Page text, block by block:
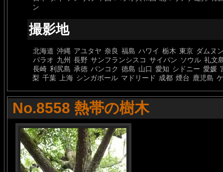
ン
撮影地
北海道 沖縄 アユタヤ 奈良 福島 ハワイ 栃木 東京 ダムヌ
パラオ 九州 長野 サンフランシスコ サイパン ソウル 礼文
長崎 利尻島 承徳 バンコク 徳島 山口 愛知 シドニー 愛媛
梨 千葉 上海 シンガポール マドリード 成都 煙台 鹿児島
No.8558 熱帯の樹木